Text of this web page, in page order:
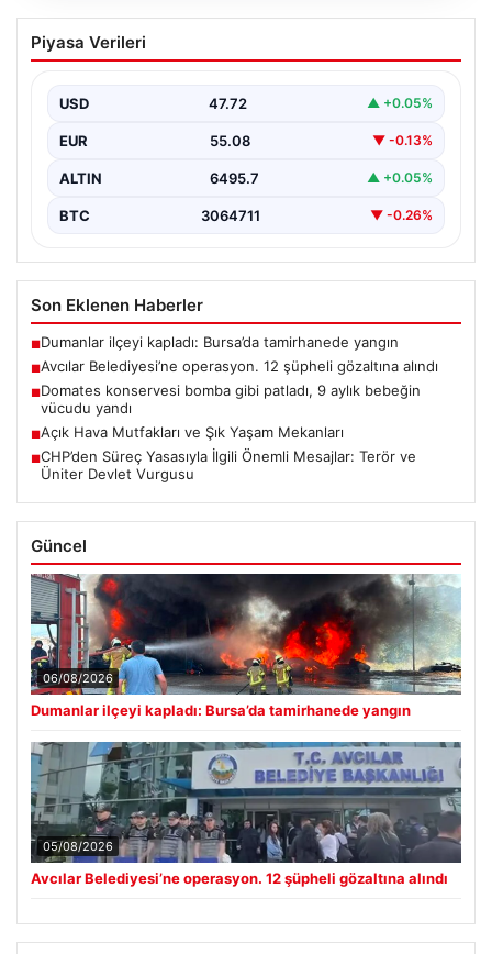
Domates konservesi bomba gibi patladı,
9 aylık bebeğin vücudu yandı
Aylık Bebek Yanıklarla Mücadele Etti”, “content”: “…
Piyasa Verileri
USD 47.72 ▲ +0.05%
EUR 55.08 ▼ -0.13%
ALTIN 6495.7 ▲ +0.05%
BTC 3064711 ▼ -0.26%
Son Eklenen Haberler
■Dumanlar ilçeyi kapladı: Bursa’da tamirhanede yangın
■Avcılar Belediyesi’ne operasyon. 12 şüpheli gözaltına alındı
■Domates konservesi bomba gibi patladı, 9 aylık bebeğin
vücudu yandı
■Açık Hava Mutfakları ve Şık Yaşam Mekanları
■CHP’den Süreç Yasasıyla İlgili Önemli Mesajlar: Terör ve
Üniter Devlet Vurgusu
Güncel
06/08/2026
Dumanlar ilçeyi kapladı: Bursa’da tamirhanede yangın
05/08/2026
Avcılar Belediyesi’ne operasyon. 12 şüpheli gözaltına alındı